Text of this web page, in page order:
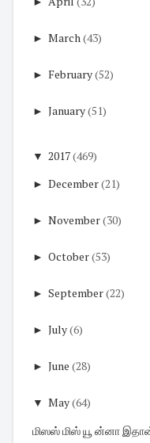
► March(43)
► February(52)
► January(51)
▼ 2017(469)
► December(21)
► November(30)
► October(53)
► September(22)
► July(6)
► June (28)
▼ May(64)
மிஸஸ் மிஸ் யூ ன்னா